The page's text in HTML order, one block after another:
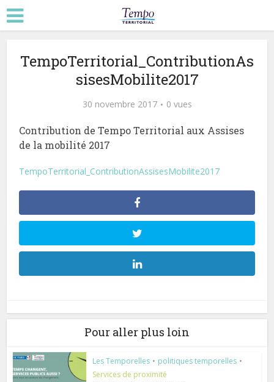
TempoTerritorial_ContributionAs
sisesMobilite2017
30 novembre 2017 0 vues
Contribution de Tempo Territorial aux Assises
de la mobilité 2017
TempoTerritorial_ContributionAssisesMobilite2017
Pour aller plus loin
Les Temporelles • politiques temporelles •
Services de proximité